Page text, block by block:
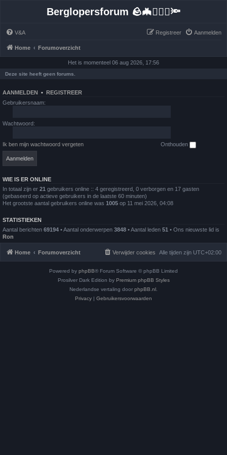
Berglopersforum 🪨🦇🚶🏻‍♂️🔦
V&A Aanmelden
Registreer
Home Forumoverzicht
Het is momenteel 06 aug 2026, 17:56
Deze site heeft geen forums.
AANMELDEN • REGISTREER
Gebruikersnaam:
Wachtwoord:
Ik ben mijn wachtwoord vergeten Onthouden
WIE IS ER ONLINE
In totaal zijn er 21 gebruikers online :: 4 geregistreerd, 0 verborgen en 17 gasten
(gebaseerd op actieve gebruikers in de laatste 60 minuten)
Het grootste aantal gebruikers online was 1005 op 11 mei 2026, 04:08
STATISTIEKEN
Aantal berichten 69194 • Aantal onderwerpen 3848 • Aantal leden 51 • Ons nieuwste lid is
Ron
Home Forumoverzicht Alle tijden zijn UTC+02:00
Verwijder cookies
Powered by phpBB® Forum Software © phpBB Limited
Prosilver Dark Edition by Premium phpBB Styles
Nederlandse vertaling door phpBB.nl
Privacy | Gebruikersvoorwaarden